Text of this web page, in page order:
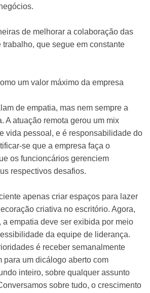
de melhorar a colaboração das
que segue em constante
um valor máximo da empresa
de empatia, mas nem sempre a
A atuação remota gerou um mix
vida pessoal, e é responsabilidade do
se que a empresa faça o
os funcioncários gerenciem
respectivos desafios.
apenas criar espaços para lazer
criativa no escritório. Agora,
a empatia deve ser exibida por meio
da equipe de liderança.
é receber semanalmente
para um dicálogo aberto com
inteiro, sobre qualquer assunto
sobre tudo, o crescimento